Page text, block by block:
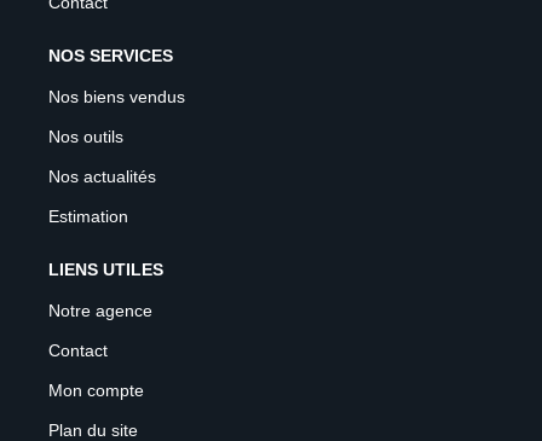
NOS SERVICES
Nos biens vendus
Nos outils
Nos actualités
Estimation
LIENS UTILES
Notre agence
Contact
Mon compte
Plan du site